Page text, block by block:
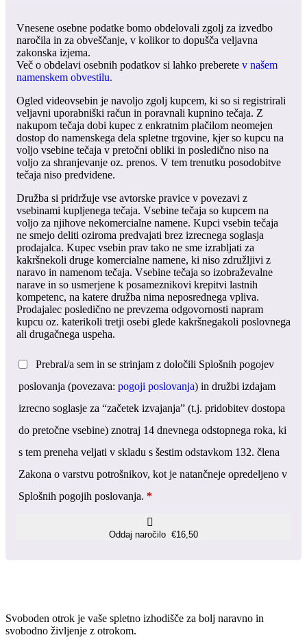
Vnesene osebne podatke bomo obdelovali zgolj za izvedbo
naročila in za obveščanje, v kolikor to dopušča veljavna
zakonska izjema.
Več o obdelavi osebnih podatkov si lahko preberete v našem
namenskem obvestilu.
Ogled videovsebin je navoljo zgolj kupcem, ki so si registrirali
veljavni uporabniški račun in poravnali kupnino tečaja. Z
nakupom tečaja dobi kupec z enkratnim plačilom neomejen
dostop do namenskega dela spletne trgovine, kjer so kupcu na
voljo vsebine tečaja v pretočni obliki in posledično niso na
voljo za shranjevanje oz. prenos. V tem trenutku posodobitve
tečaja niso predvidene.
Družba si pridržuje vse avtorske pravice v povezavi z
vsebinami kupljenega tečaja. Vsebine tečaja so kupcem na
voljo za njihove nekomercialne namene. Kupci vsebin tečaja
ne smejo deliti oziroma predvajati brez izrecnega soglasja
prodajalca. Kupec vsebin prav tako ne sme izrabljati za
kakršnekoli druge komercialne namene, ki niso združljivi z
naravo in namenom tečaja. Vsebine tečaja so izobraževalne
narave in so usmerjene k posameznikovi krepitvi lastnih
kompetenc, na katere družba nima neposrednega vpliva.
Prodajalec posledično ne prevzema odgovornosti napram
kupcu oz. katerikoli tretji osebi glede kakršnegakoli poslovnega
ali drugačnega uspeha.
Prebral/a sem in se strinjam z določili Splošnih pogojev
poslovanja (povezava: pogoji poslovanja) in družbi izdajam
izrecno soglasje za “začetek izvajanja” (t.j. pridobitev dostopa
do pretočne vsebine) znotraj 14 dnevnega odstopnega roka, ki
s tem preneha veljati v skladu s šestim odstavkom 132. člena
Zakona o varstvu potrošnikov, kot je natančneje opredeljeno v
Splošnih pogojih poslovanja. *
Oddaj naročilo €16,50
Svoboden otrok je vaše spletno izhodišče za bolj naravno in
svobodno življenje z otrokom.